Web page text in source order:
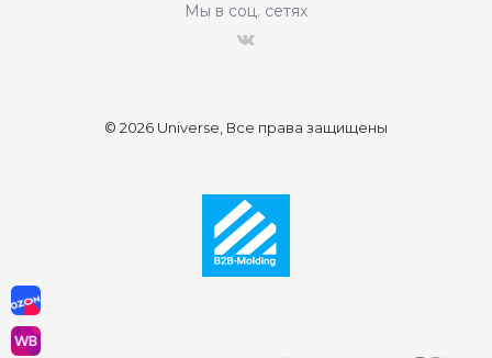
Мы в соц. сетях
© 2026 Universe, Все права защищены